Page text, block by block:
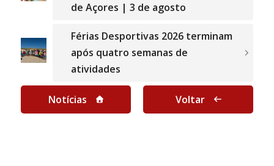
de Açores | 3 de agosto
Férias Desportivas 2026 terminam
após quatro semanas de
atividades
Notícias Voltar